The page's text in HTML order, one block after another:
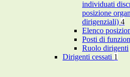
individuati
posizione
dirigenziali) 4
Elenco
Posti di
Ruolo dirigenti
Dirigenti cessati 1